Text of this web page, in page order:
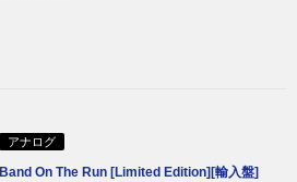
アナログ
Band On The Run [Limited Edition][輸入盤]